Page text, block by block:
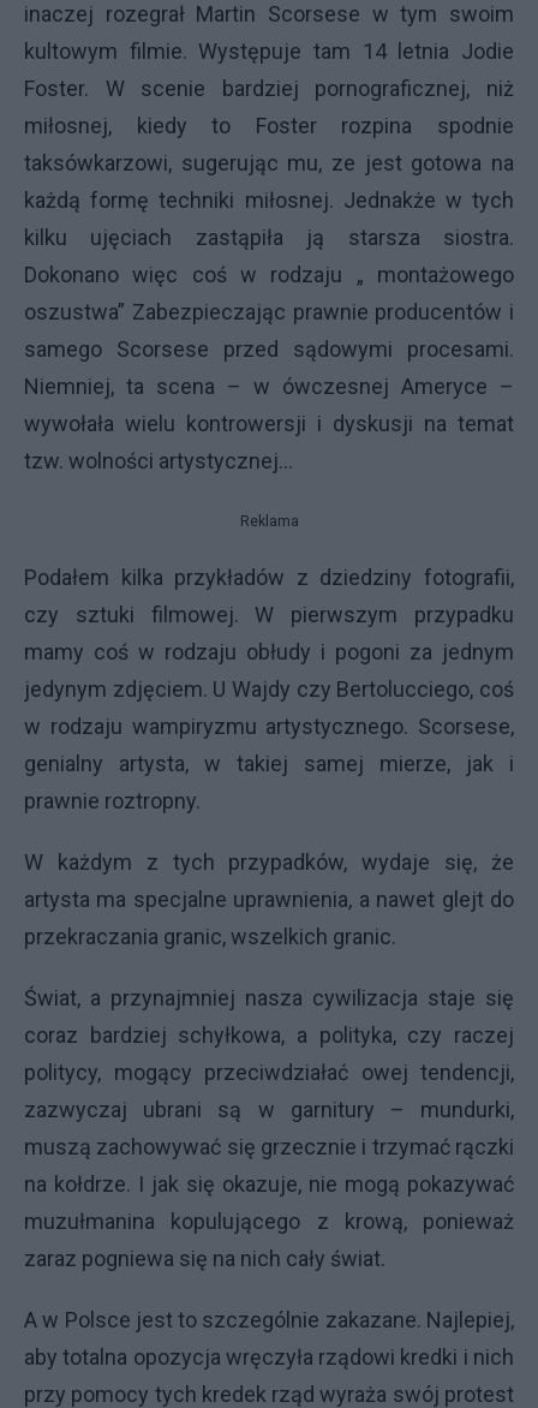
inaczej rozegrał Martin Scorsese w tym swoim
kultowym filmie. Występuje tam 14 letnia Jodie
Foster. W scenie bardziej pornograficznej, niż
miłosnej, kiedy to Foster rozpina spodnie
taksówkarzowi, sugerując mu, ze jest gotowa na
każdą formę techniki miłosnej. Jednakże w tych
kilku ujęciach zastąpiła ją starsza siostra.
Dokonano więc coś w rodzaju „ montażowego
oszustwa” Zabezpieczając prawnie producentów i
samego Scorsese przed sądowymi procesami.
Niemniej, ta scena – w ówczesnej Ameryce –
wywołała wielu kontrowersji i dyskusji na temat
tzw. wolności artystycznej...
Reklama
Podałem kilka przykładów z dziedziny fotografii,
czy sztuki filmowej. W pierwszym przypadku
mamy coś w rodzaju obłudy i pogoni za jednym
jedynym zdjęciem. U Wajdy czy Bertolucciego, coś
w rodzaju wampiryzmu artystycznego. Scorsese,
genialny artysta, w takiej samej mierze, jak i
prawnie roztropny.
W każdym z tych przypadków, wydaje się, że
artysta ma specjalne uprawnienia, a nawet glejt do
przekraczania granic, wszelkich granic.
Świat, a przynajmniej nasza cywilizacja staje się
coraz bardziej schyłkowa, a polityka, czy raczej
politycy, mogący przeciwdziałać owej tendencji,
zazwyczaj ubrani są w garnitury – mundurki,
muszą zachowywać się grzecznie i trzymać rączki
na kołdrze. I jak się okazuje, nie mogą pokazywać
muzułmanina kopulującego z krową, ponieważ
zaraz pogniewa się na nich cały świat.
A w Polsce jest to szczególnie zakazane. Najlepiej,
aby totalna opozycja wręczyła rządowi kredki i nich
przy pomocy tych kredek rząd wyraża swój protest